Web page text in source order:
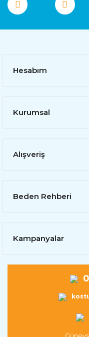
Hesabım
Kurumsal
Alışveriş
Beden Rehberi
Kampanyalar